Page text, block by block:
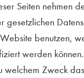
Seiten nehmen
gesetzlichen
benutzen,
werden
welchem Zweck